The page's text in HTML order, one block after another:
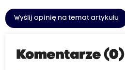
Wyślij opinię na temat artykułu
Komentarze (0)